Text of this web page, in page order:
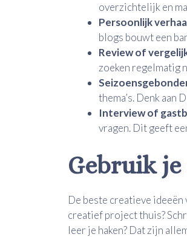
overzichtelijk en
Persoonlijk
blogs bouwt een
Review of
zoeken regelmatig
thema’s. Denk
Interview of
vragen. Dit geeft
Gebruik je
De beste creatieve ideeën
creatief project thuis?
leer je haken? Dat zijn